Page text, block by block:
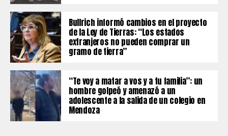
Bullrich informó cambios en el proyecto
de la Ley de Tierras: “Los estados
extranjeros no pueden comprar un
gramo de tierra”
“Te voy a matar a vos y a tu familia”: un
hombre golpeó y amenazó a un
adolescente a la salida de un colegio en
Mendoza